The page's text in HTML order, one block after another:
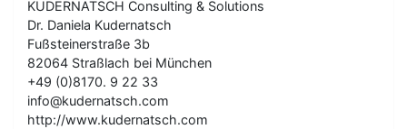
KUDERNATSCH Consulting & Solutions
Dr. Daniela Kudernatsch
Fußsteinerstraße 3b
82064 Straßlach bei München
+49 (0)8170. 9 22 33
info@kudernatsch.com
http://www.kudernatsch.com